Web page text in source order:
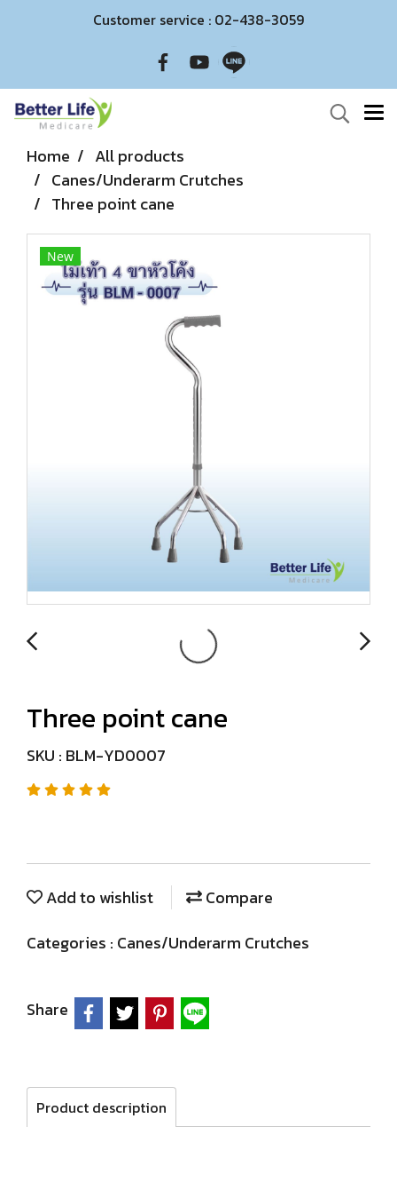
Customer service : 02-438-3059
Home
All products
Canes/Underarm Crutches
Three point cane
New
Three point cane
SKU : BLM-YD0007
Add to wishlist
Compare
Categories : Canes/Underarm Crutches
Share
Product description